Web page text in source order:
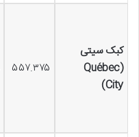
کبک سیتی
(Québec
City)
۵۵۷.۳۷۵